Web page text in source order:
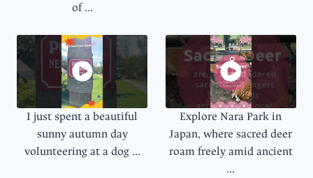
of ...
I just spent a beautiful
sunny autumn day
volunteering at a dog ...
Explore Nara Park in
Japan, where sacred deer
roam freely amid ancient
...